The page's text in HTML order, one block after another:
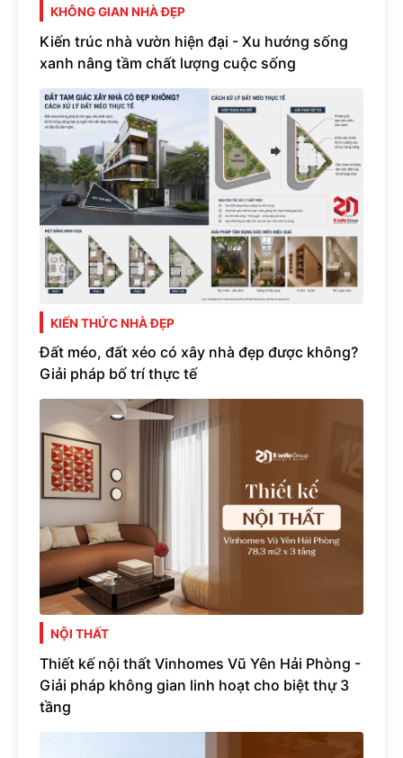
KHÔNG GIAN NHÀ ĐẸP
Kiến trúc nhà vườn hiện đại - Xu hướng sống
xanh nâng tầm chất lượng cuộc sống
KIẾN THỨC NHÀ ĐẸP
Đất méo, đất xéo có xây nhà đẹp được không?
Giải pháp bố trí thực tế
NỘI THẤT
Thiết kế nội thất Vinhomes Vũ Yên Hải Phòng -
Giải pháp không gian linh hoạt cho biệt thự 3
tầng